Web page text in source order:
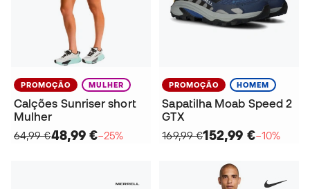
PROMOÇÃO MULHER
Calções Sunriser short
Mulher
64,99 €48,99 €−25%
PROMOÇÃO HOMEM
Sapatilha Moab Speed 2
GTX
169,99 €152,99 €−10%